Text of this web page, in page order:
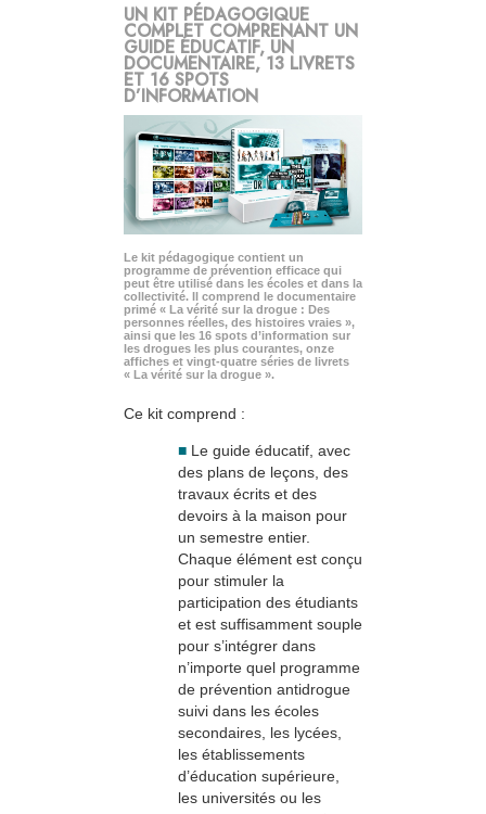
UN KIT PÉDAGOGIQUE
COMPLET COMPRENANT UN
GUIDE ÉDUCATIF, UN
DOCUMENTAIRE, 13 LIVRETS
ET 16 SPOTS
D’INFORMATION
Le kit pédagogique contient un
programme de prévention efficace qui
peut être utilisé dans les écoles et dans la
collectivité. Il comprend le documentaire
primé « La vérité sur la drogue : Des
personnes réelles, des histoires vraies »,
ainsi que les 16 spots d’information sur
les drogues les plus courantes, onze
affiches et vingt-quatre séries de livrets
« La vérité sur la drogue ».
Ce kit comprend :
■ Le guide éducatif, avec
des plans de leçons, des
travaux écrits et des
devoirs à la maison pour
un semestre entier.
Chaque élément est conçu
pour stimuler la
participation des étudiants
et est suffisamment souple
pour s’intégrer dans
n’importe quel programme
de prévention antidrogue
suivi dans les écoles
secondaires, les lycées,
les établissements
d’éducation supérieure,
les universités ou les